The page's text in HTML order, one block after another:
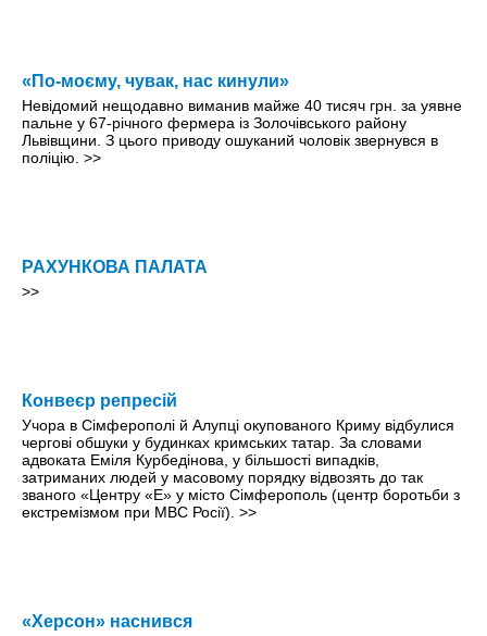
«По-моєму, чувак, нас кинули»
Невідомий нещодавно виманив майже 40 тисяч грн. за уявне
пальне у 67-річного фермера із Золочівського району
Львівщини. З цього приводу ошуканий чоловік звернувся в
поліцію. >>
РАХУНКОВА ПАЛАТА
>>
Конвеєр репресій
Учора в Сімферополі й Алупці окупованого Криму відбулися
чергові обшуки у будинках кримських татар. За словами
адвоката Еміля Курбедінова, у більшості випадків,
затриманих людей у масовому порядку відвозять до так
званого «Центру «Е» у місто Сімферополь (центр боротьби з
екстремізмом при МВС Росії). >>
«Херсон» наснився